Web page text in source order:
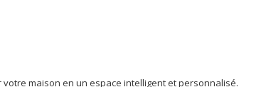
maison en un espace intelligent et personnalisé.